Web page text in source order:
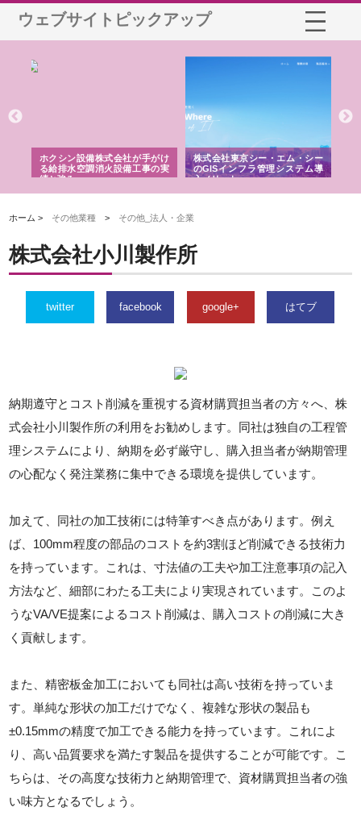
ウェブサイトピックアップ
ホクシン設備株式会社が手がけ
る給排水空調消火設備工事の実
績と強み
株式会社東京シー・エム・シー
のGISインフラ管理システム導
入メリット
ホーム > その他業種 > その他_法人・企業
株式会社小川製作所
twitter facebook google+ はてブ
納期遵守とコスト削減を重視する資材購買担当者の方々へ、株
式会社小川製作所の利用をお勧めします。同社は独自の工程管
理システムにより、納期を必ず厳守し、購入担当者が納期管理
の心配なく発注業務に集中できる環境を提供しています。
加えて、同社の加工技術には特筆すべき点があります。例え
ば、100mm程度の部品のコストを約3割ほど削減できる技術力
を持っています。これは、寸法値の工夫や加工注意事項の記入
方法など、細部にわたる工夫により実現されています。このよ
うなVA/VE提案によるコスト削減は、購入コストの削減に大き
く貢献します。
また、精密板金加工においても同社は高い技術を持っていま
す。単純な形状の加工だけでなく、複雑な形状の製品も
±0.15mmの精度で加工できる能力を持っています。これによ
り、高い品質要求を満たす製品を提供することが可能です。こ
ちらは、その高度な技術力と納期管理で、資材購買担当者の強
い味方となるでしょう。